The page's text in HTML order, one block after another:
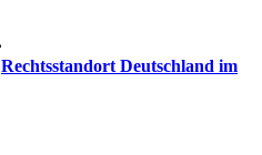
Rechtsstandort Deutschland im